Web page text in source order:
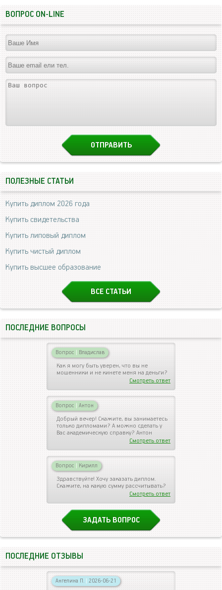
ВОПРОС ON-LINE
ПОЛЕЗНЫЕ СТАТЬИ
Купить диплом 2026 года
Купить свидетельства
Купить липовый диплом
Купить чистый диплом
Купить высшее образование
ВСЕ СТАТЬИ
ПОСЛЕДНИЕ ВОПРОСЫ
Вопрос | Владислав
Как я могу быть уверен, что вы не
мошенники и не кинете меня на деньги?
Смотреть ответ
Вопрос | Антон
Добрый вечер! Скажите, вы занимаетесь
только дипломами? А можно сделать у
Вас академическую справку? Антон
Смотреть ответ
Вопрос | Кирилл
Здравствуйте! Хочу заказать диплом.
Скажите, на какую сумму рассчитывать?
Смотреть ответ
ЗАДАТЬ ВОПРОС
ПОСЛЕДНИЕ ОТЗЫВЫ
Ангелина П. | 2026-06-21